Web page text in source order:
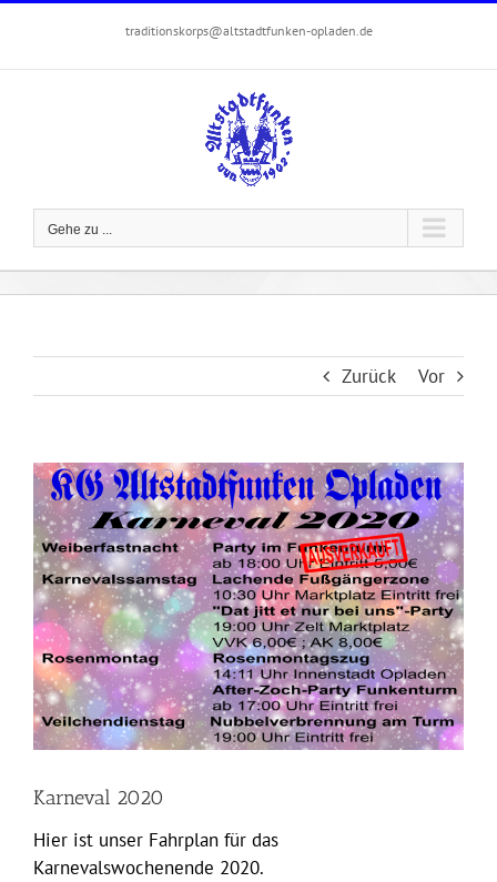
springen
traditionskorps@altstadtfunken-opladen.de
Gehe zu ...
Zurück Vor
Zeige
grösseres
Bild
Karneval 2020
Hier ist unser Fahrplan für das
Karnevalswochenende 2020.